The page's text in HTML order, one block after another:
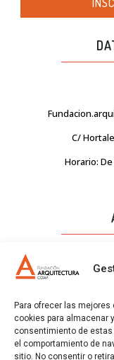
Para ofrecer las
cookies para almacenar
consentimiento de
el comportamiento de
sitio. No consentir o
C/
Horario: